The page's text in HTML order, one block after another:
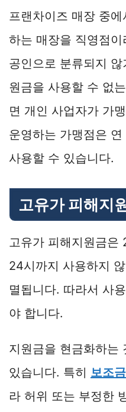
프랜차이즈 매장 중
하는 매장을 직영점
공인으로 분류되지
원금을 사용할 수 없
면 개인 사업자가 가
운영하는 가맹점은
사용할 수 있습니다.
고유가 피해지
고유가 피해지원금은
24시까지 사용하지
멸됩니다. 따라서 사
야 합니다.
지원금을 현금화하는
있습니다. 특히 보조
라 허위 또는 부정한